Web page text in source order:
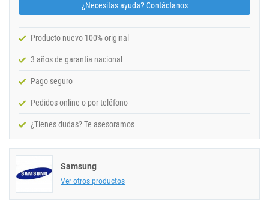
¿Necesitas ayuda? Contáctanos
Producto nuevo 100% original
3 años de garantía nacional
Pago seguro
Pedidos online o por teléfono
¿Tienes dudas? Te asesoramos
Samsung
Ver otros productos